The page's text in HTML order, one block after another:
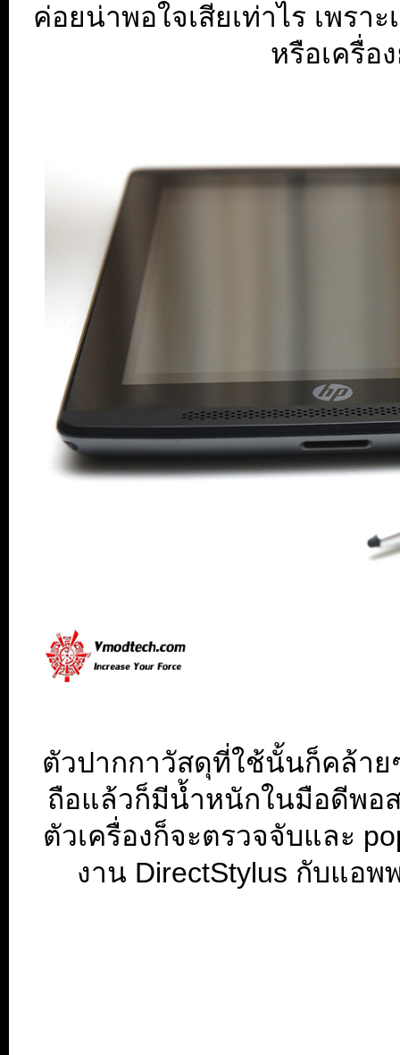
ค่อยน่าพอใจเสียเท่าไร เพรา
หรือเครื่อ
ตัวปากกาวัสดุที่ใช้นั้นก็คล้า
ถือแล้วก็มีน้ำหนักในมือดีพอ
ตัวเครื่องก็จะตรวจจับและ
งาน DirectStylus กับแอพ